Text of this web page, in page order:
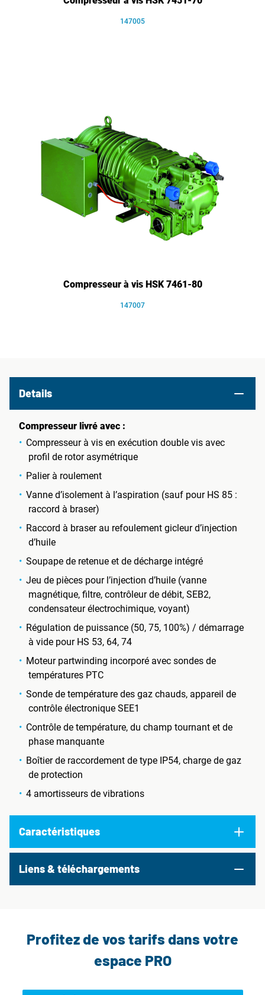
147005
Compresseur à vis HSK 7461-80
147007
Details
Compresseur livré avec :
Compresseur à vis en exécution double vis avec
profil de rotor asymétrique
Palier à roulement
Vanne d’isolement à l’aspiration (sauf pour HS 85 :
raccord à braser)
Raccord à braser au refoulement gicleur d’injection
d’huile
Soupape de retenue et de décharge intégré
Jeu de pièces pour l’injection d’huile (vanne
magnétique, filtre, contrôleur de débit, SEB2,
condensateur électrochimique, voyant)
Régulation de puissance (50, 75, 100%) / démarrage
à vide pour HS 53, 64, 74
Moteur partwinding incorporé avec sondes de
températures PTC
Sonde de température des gaz chauds, appareil de
contrôle électronique SEE1
Contrôle de température, du champ tournant et de
phase manquante
Boîtier de raccordement de type IP54, charge de gaz
de protection
4 amortisseurs de vibrations
Caractéristiques
Liens & téléchargements
Profitez de vos tarifs dans votre
espace PRO